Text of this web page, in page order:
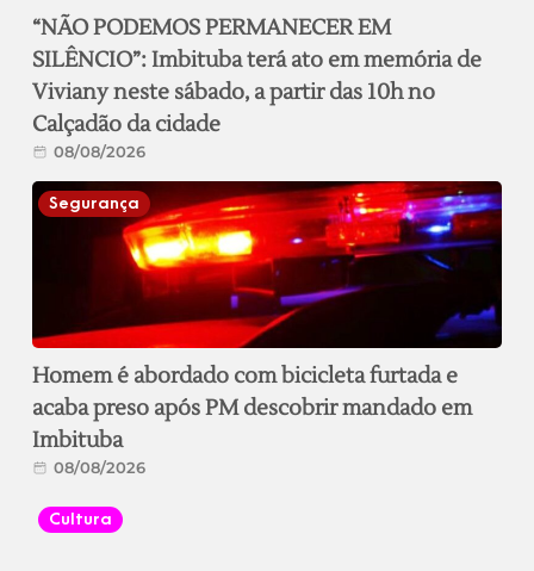
“NÃO PODEMOS PERMANECER EM
SILÊNCIO”: Imbituba terá ato em memória de
Viviany neste sábado, a partir das 10h no
Calçadão da cidade
08/08/2026
Segurança
Homem é abordado com bicicleta furtada e
acaba preso após PM descobrir mandado em
Imbituba
08/08/2026
Cultura